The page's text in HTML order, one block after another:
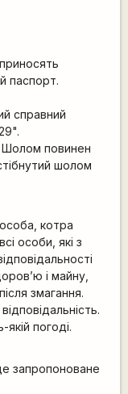
паспорт.
справний
Шолом повинен
шолом
котра
особи, які з
і майну,
змагання.
погоді.
запропоноване